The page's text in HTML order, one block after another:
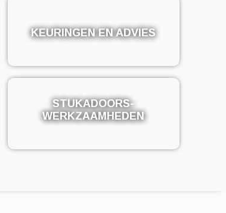
KEURINGEN EN ADVIES
KEURINGEN EN ADVIES
STUKADOORS-
WERKZAAMHEDEN
STUKADOORS-
WERKZAAMHEDEN